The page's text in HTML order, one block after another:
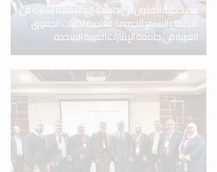
عميد كلية القانون في جامعة إربد الأهلية يُشارك في
الاجتماع السابع للجمعية العلمية لكليات الحقوق
العربية في جامعة الإمارات العربية المتحدة